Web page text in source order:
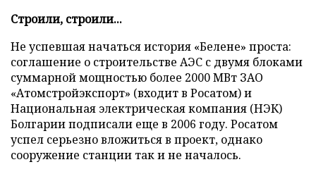
Строили, строили...
Не успевшая начаться история «Белене» проста:
соглашение о строительстве АЭС с двумя блоками
суммарной мощностью более 2000 МВт ЗАО
«Атомстройэкспорт» (входит в Росатом) и
Национальная электрическая компания (НЭК)
Болгарии подписали еще в 2006 году. Росатом
успел серьезно вложиться в проект, однако
сооружение станции так и не началось.